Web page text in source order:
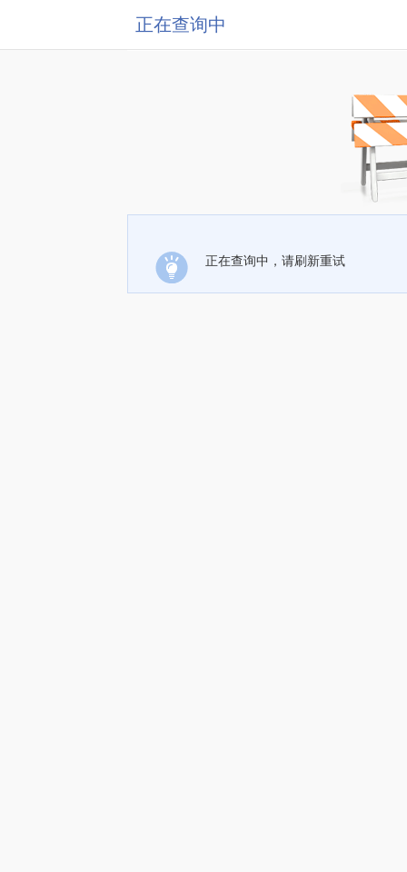
正在查询中
正在查询中，请刷新重试